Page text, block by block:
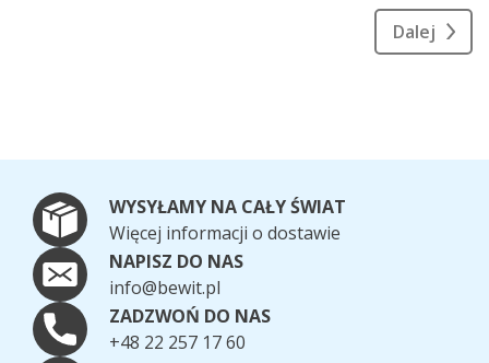
Dalej
WYSYŁAMY NA CAŁY ŚWIAT
Więcej informacji o dostawie
NAPISZ DO NAS
info@bewit.pl
ZADZWOŃ DO NAS
+48 22 257 17 60